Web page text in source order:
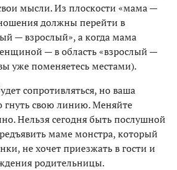
мысли. Из плоскости «мама —
должны перейти в
— взрослый», а когда мама
— в область «взрослый —
уже поменяетесь местами).
сопротивляться, но ваша
гнуть свою линию. Меняйте
Нельзя сегодня быть послушной
маме монстра, который
не хочет приезжать в гости и
родительницы.